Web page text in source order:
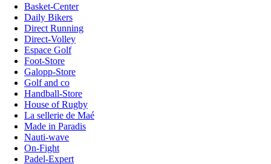
Basket-Center
Daily Bikers
Direct Running
Direct-Volley
Espace Golf
Foot-Store
Galopp-Store
Golf and co
Handball-Store
House of Rugby
La sellerie de Maé
Made in Paradis
Nauti-wave
On-Fight
Padel-Expert